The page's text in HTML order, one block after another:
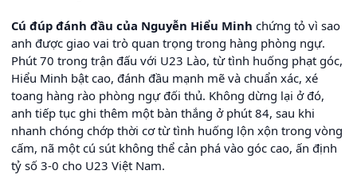
Cú đúp đánh đầu của Nguyễn Hiểu Minh chứng tỏ vì sao
anh được giao vai trò quan trọng trong hàng phòng ngự.
Phút 70 trong trận đấu với U23 Lào, từ tình huống phạt góc,
Hiểu Minh bật cao, đánh đầu mạnh mẽ và chuẩn xác, xé
toang hàng rào phòng ngự đối thủ. Không dừng lại ở đó,
anh tiếp tục ghi thêm một bàn thắng ở phút 84, sau khi
nhanh chóng chớp thời cơ từ tình huống lộn xộn trong vòng
cấm, nã một cú sút không thể cản phá vào góc cao, ấn định
tỷ số 3-0 cho U23 Việt Nam.